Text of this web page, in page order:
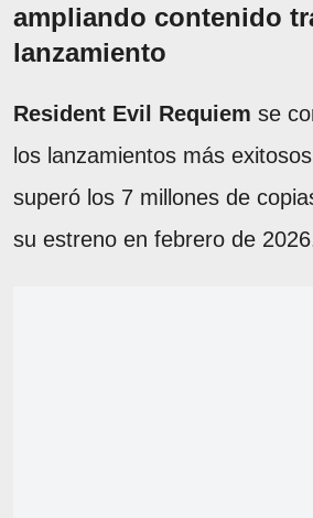
ampliando contenido
lanzamiento
Resident Evil Requiem se
los lanzamientos más
superó los 7 millones de
su estreno en febrero de